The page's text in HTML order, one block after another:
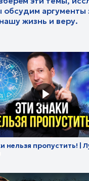
пропустить! | Лучшее